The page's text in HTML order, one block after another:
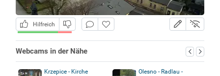
Hilfreich
Webcams in der Nähe
Krzepice - Kirche
Olesno - Radlau -